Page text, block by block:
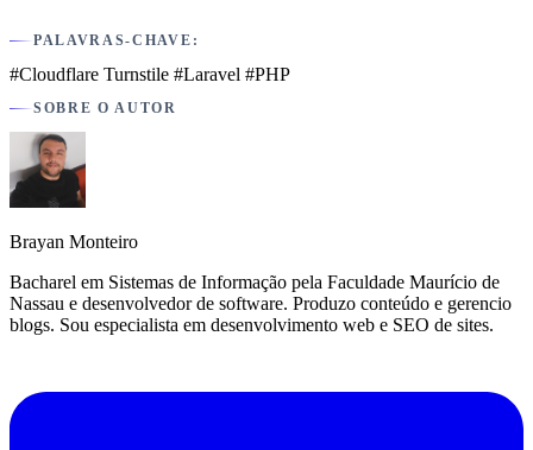
PALAVRAS-CHAVE:
#Cloudflare Turnstile #Laravel #PHP
SOBRE O AUTOR
Brayan Monteiro
Bacharel em Sistemas de Informação pela Faculdade Maurício de
Nassau e desenvolvedor de software. Produzo conteúdo e gerencio
blogs. Sou especialista em desenvolvimento web e SEO de sites.